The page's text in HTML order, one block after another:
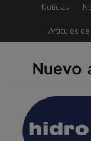
Noticias
Artículos